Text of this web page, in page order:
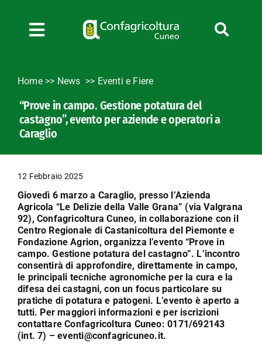
contenuto
Toggle
News
Bandi
Formazione
Convenzioni
L’Agricoltore cuneese
Fotogallery
Lavora con noi
Contatti
Home>> News Eventi e Fiere
“Prove in campo. Gestione potatura del
castagno”, evento per aziende e operatori a
Caraglio
12 Febbraio 2025
Giovedì 6 marzo a Caraglio, presso l’Azienda
Agricola “Le Delizie della Valle Grana” (via Valgrana
92), Confagricoltura Cuneo, in collaborazione con il
Centro Regionale di Castanicoltura del Piemonte e
Fondazione Agrion, organizza l’evento “Prove in
campo. Gestione potatura del castagno”. L’incontro
consentirà di approfondire, direttamente in campo,
le principali tecniche agronomiche per la cura e la
difesa dei castagni, con un focus particolare su
pratiche di potatura e patogeni. L’evento è aperto a
tutti. Per maggiori informazioni e per iscrizioni
contattare Confagricoltura Cuneo: 0171/692143
(int. 7) – eventi@confagricuneo.it.